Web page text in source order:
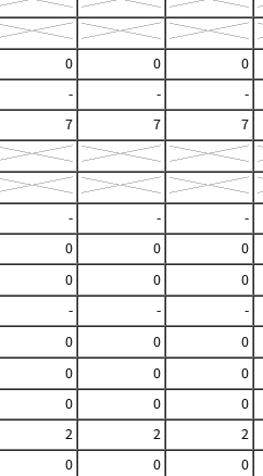
0 0
0
- -
-
7 7
7
- -
-
0 0
0
0 0
0
- -
-
0 0
0
0 0
0
0 0
0
2 2
2
0 0
0